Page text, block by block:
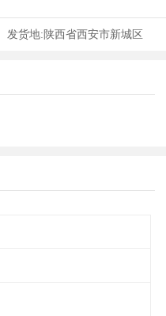
发货地:陕西省西安市新城区